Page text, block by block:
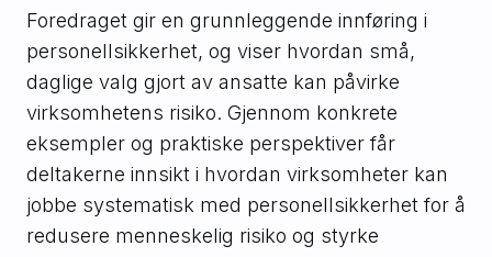
Foredraget gir en grunnleggende innføring i
personellsikkerhet, og viser hvordan små,
daglige valg gjort av ansatte kan påvirke
virksomhetens risiko. Gjennom konkrete
eksempler og praktiske perspektiver får
deltakerne innsikt i hvordan virksomheter kan
jobbe systematisk med personellsikkerhet for å
redusere menneskelig risiko og styrke